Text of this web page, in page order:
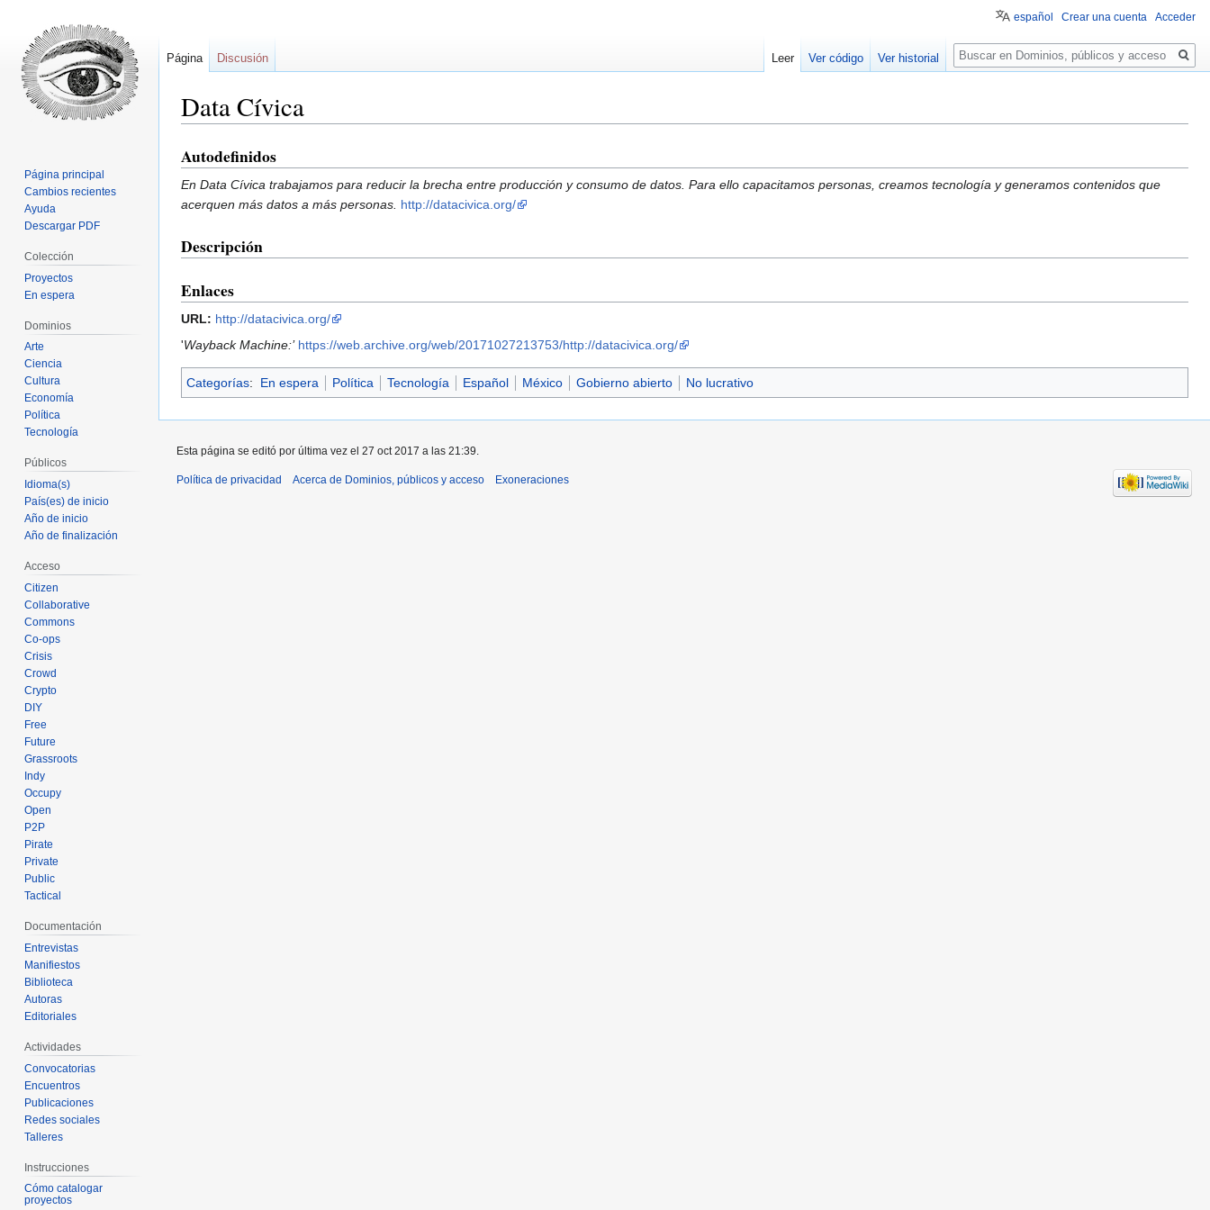
Data Cívica
Ir
a
la
navegación
Ir
a
la
búsqueda
Autodefinidos
En Data Cívica trabajamos para reducir la brecha entre producción y consumo de datos. Para ello capacitamos personas, creamos tecnología y generamos contenidos que
acerquen más datos a más personas. http://datacivica.org/
Descripción
Enlaces
URL: http://datacivica.org/
'Wayback Machine:’ https://web.archive.org/web/20171027213753/http://datacivica.org/
Categorías: En espera Política Tecnología Español México Gobierno abierto No lucrativo
español Crear una cuenta Acceder
Página Discusión Leer Ver código Ver historial
Buscar
Página principal
Cambios recientes
Ayuda
Descargar PDF
Colección
Proyectos
En espera
Dominios
Arte
Ciencia
Cultura
Economía
Política
Tecnología
Públicos
Idioma(s)
País(es) de inicio
Año de inicio
Año de finalización
Acceso
Citizen
Collaborative
Commons
Co-ops
Crisis
Crowd
Crypto
DIY
Free
Future
Grassroots
Indy
Occupy
Open
P2P
Pirate
Private
Public
Tactical
Documentación
Entrevistas
Manifiestos
Biblioteca
Autoras
Editoriales
Actividades
Convocatorias
Encuentros
Publicaciones
Redes sociales
Talleres
Instrucciones
Cómo catalogar
proyectos
Esta página se editó por última vez el 27 oct 2017 a las 21:39.
Política de privacidad Acerca de Dominios, públicos y acceso Exoneraciones